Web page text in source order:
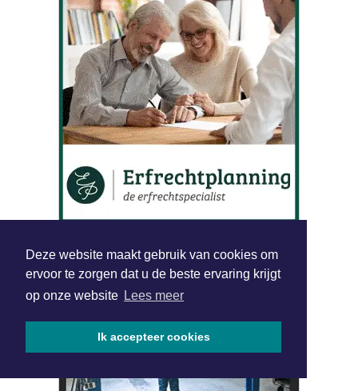
Deze website maakt gebruik van cookies om
ervoor te zorgen dat u de beste ervaring krijgt
op onze website Lees meer
Ik accepteer cookies